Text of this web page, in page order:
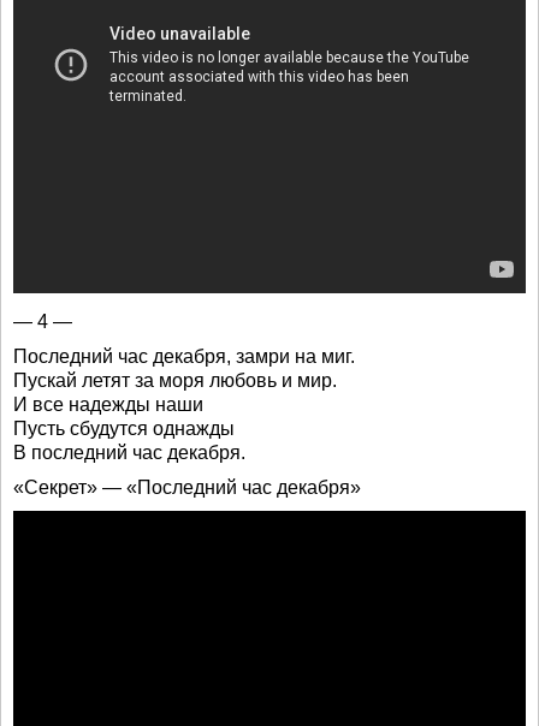
— 4 —
Последний час декабря, замри на миг.
Пускай летят за моря любовь и мир.
И все надежды наши
Пусть сбудутся однажды
В последний час декабря.
«Секрет» — «Последний час декабря»